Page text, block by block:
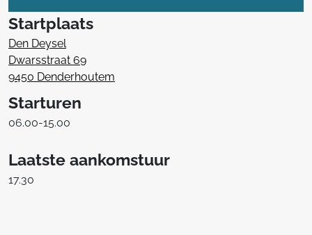
Startplaats
Den Deysel
Dwarsstraat 69
9450 Denderhoutem
Starturen
06.00-15.00
Laatste aankomstuur
17.30